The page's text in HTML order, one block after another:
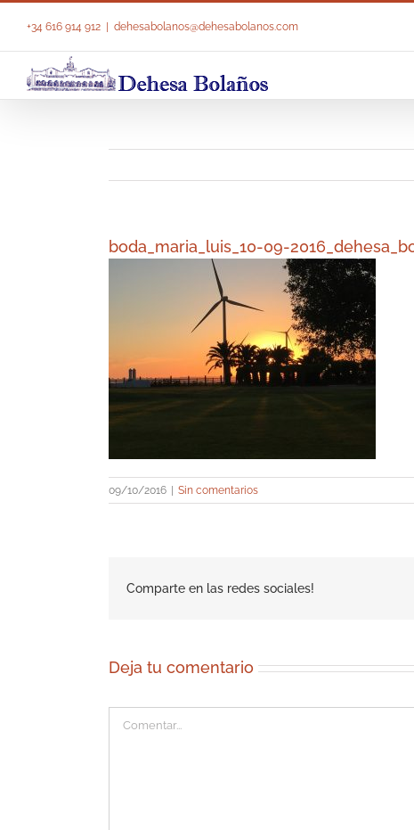
+34 616 914 912 dehesabolanos@dehesabolanos.com
boda_maria_luis_10-09-
09/10/2016 Sin comentarios
Comparte en las redes sociales!
Deja tu comentario